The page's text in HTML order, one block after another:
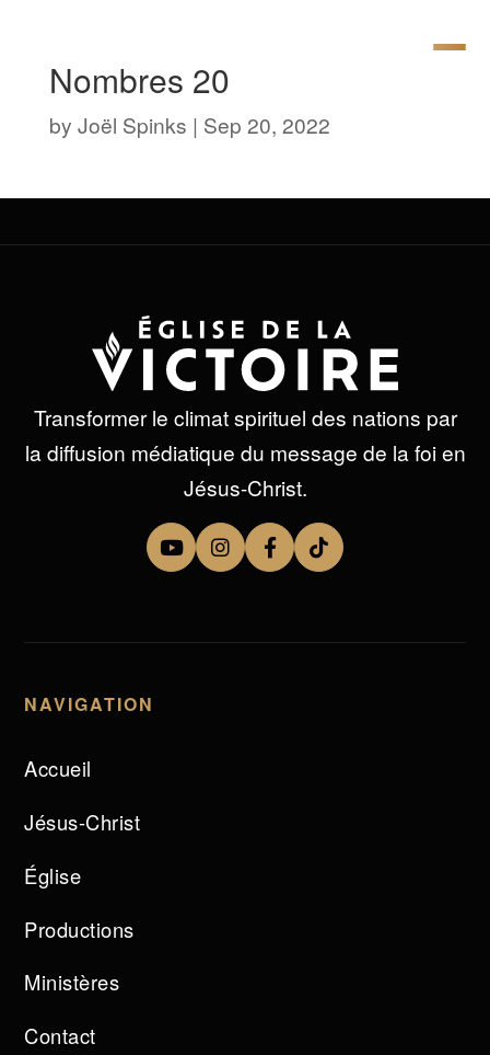
Nombres 20
by Joël Spinks | Sep 20, 2022
Transformer le climat spirituel des nations par
la diffusion médiatique du message de la foi en
Jésus-Christ.
NAVIGATION
Accueil
Jésus-Christ
Église
Productions
Ministères
Contact